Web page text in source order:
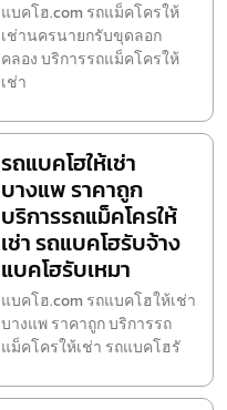
แบคโฮ.com รถแม็คโครให้
เช่านครนายกรับขุดลอก
คลอง บริการรถแม็คโครให้
เช่า
รถแบคโฮให้เช่า
บางแพ ราคาถูก
บริการรถแม็คโครให้
เช่า รถแบคโฮรับจ้าง
แบคโฮรับเหมา
แบคโฮ.com รถแบคโฮให้เช่า
บางแพ ราคาถูก บริการรถ
แม็คโครให้เช่า รถแบคโฮรั